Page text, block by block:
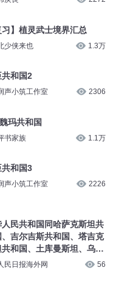
习】植灵武士境界汇总
少侠来也 1.3万
共和国2
声小筑工作室 2306
玛共和国
书家族 1.1万
共和国3
声小筑工作室 2226
人民共和国同哈萨克斯坦共
、吉尔吉斯共和国、塔吉克
和国、土库曼斯坦、乌兹
斯坦共和国永久睦邻友好合
民日报海外网 56